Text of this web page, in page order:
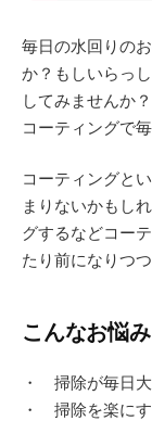
毎日の水回りの
か？もしいらっ
してみませんか
コーティングで
コーティングと
まりないかもし
グするなどコー
たり前になりつつ
こんなお悩
・ 掃除が毎日
・ 掃除を楽に